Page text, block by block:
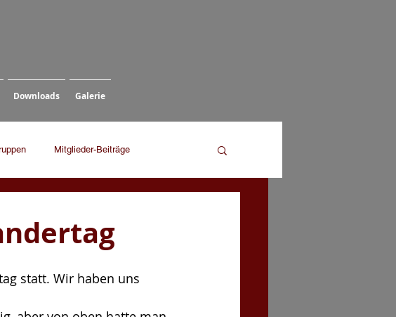
Downloads Galerie
Mitglieder-Beiträge
statt. Wir haben uns